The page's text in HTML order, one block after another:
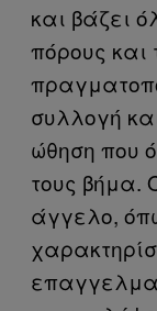
και βάζει
πόρους και
συλλογή
ώθηση που
τους βήμα.
άγγελο,